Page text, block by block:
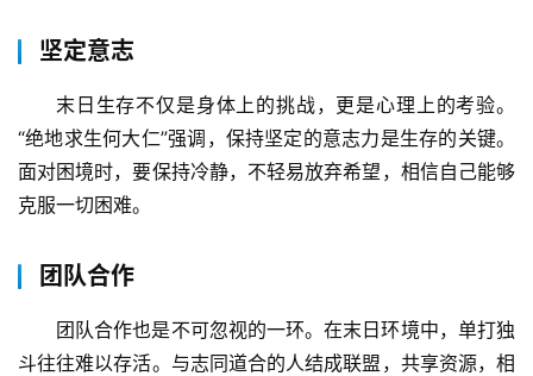
坚定意志
末日生存不仅是身体上的挑战，更是心理上的考验。
“绝地求生何大仁”强调，保持坚定的意志力是生存的关键。
面对困境时，要保持冷静，不轻易放弃希望，相信自己能够
克服一切困难。
团队合作
团队合作也是不可忽视的一环。在末日环境中，单打独
斗往往难以存活。与志同道合的人结成联盟，共享资源，相